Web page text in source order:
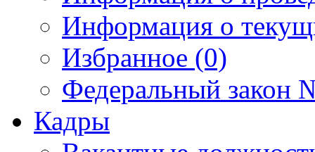
Информация о
Избранное (0)
Федеральный закон
Кадры